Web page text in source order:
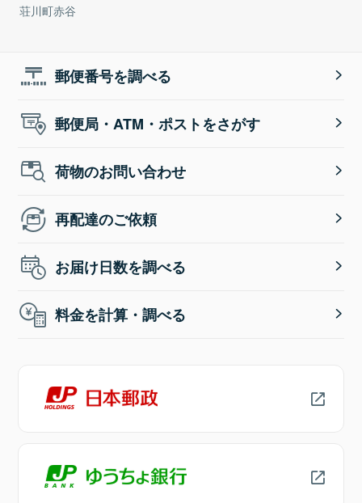
荘川町赤谷
郵便番号を調べる
郵便局・ATM・ポストをさがす
荷物のお問い合わせ
再配達のご依頼
お届け日数を調べる
料金を計算・調べる